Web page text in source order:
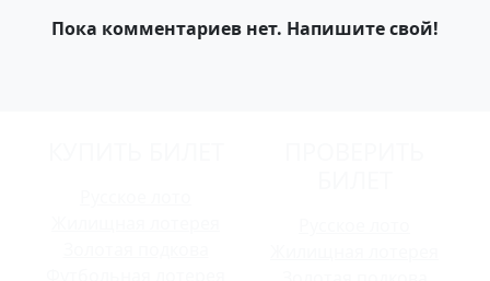
Пока комментариев нет. Напишите свой!